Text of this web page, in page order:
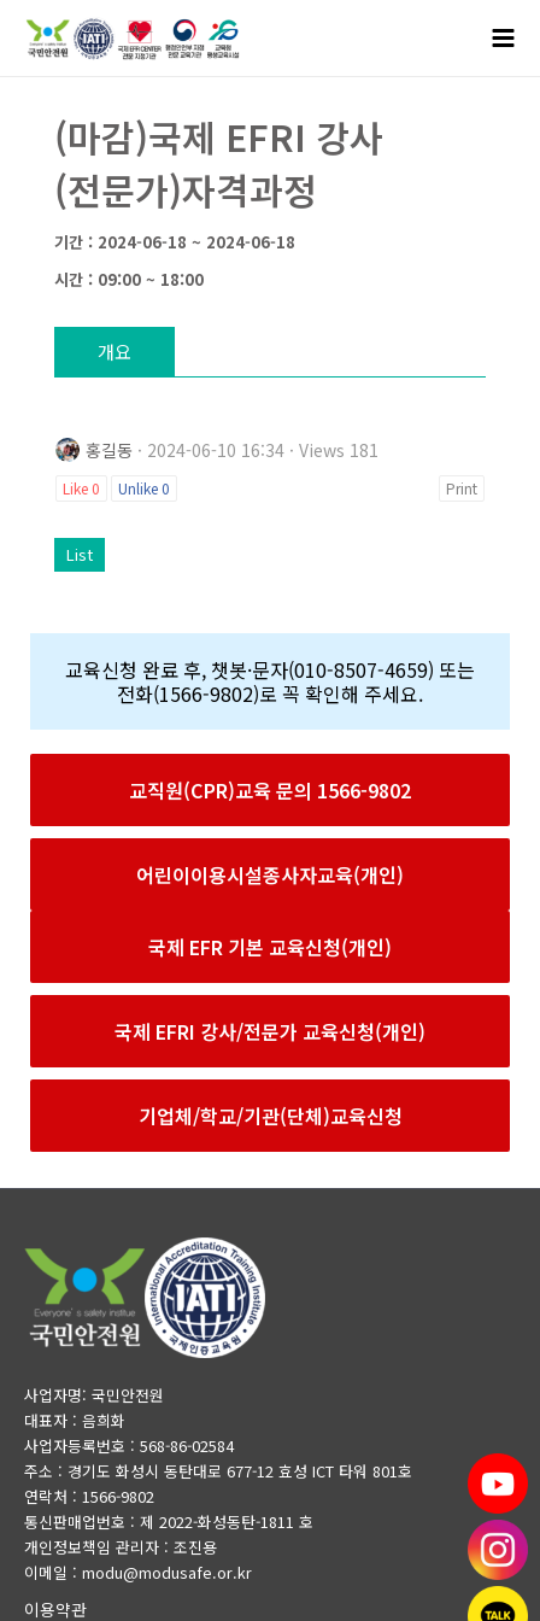
(마감)국제 EFRI 강사
(전문가)자격과정
기간 : 2024-06-18 ~ 2024-06-18
시간 : 09:00 ~ 18:00
개요
홍길동 · 2024-06-10 16:34 · Views 181
Like 0 Unlike0 Print
List
교육신청 완료 후, 챗봇·문자(010-8507-4659) 또는
전화(1566-9802)로 꼭 확인해 주세요.
교직원(CPR)교육 문의 1566-9802
어린이이용시설종사자교육(개인)
국제 EFR 기본 교육신청(개인)
국제 EFRI 강사/전문가 교육신청(개인)
기업체/학교/기관(단체)교육신청
사업자명: 국민안전원
대표자 : 음희화
사업자등록번호 : 568-86-02584
주소 : 경기도 화성시 동탄대로 677-12 효성 ICT 타워 801호
연락처 : 1566-9802
통신판매업번호 : 제 2022-화성동탄-1811 호
개인정보책임 관리자 : 조진용
이메일 : modu@modusafe.or.kr
이용약관